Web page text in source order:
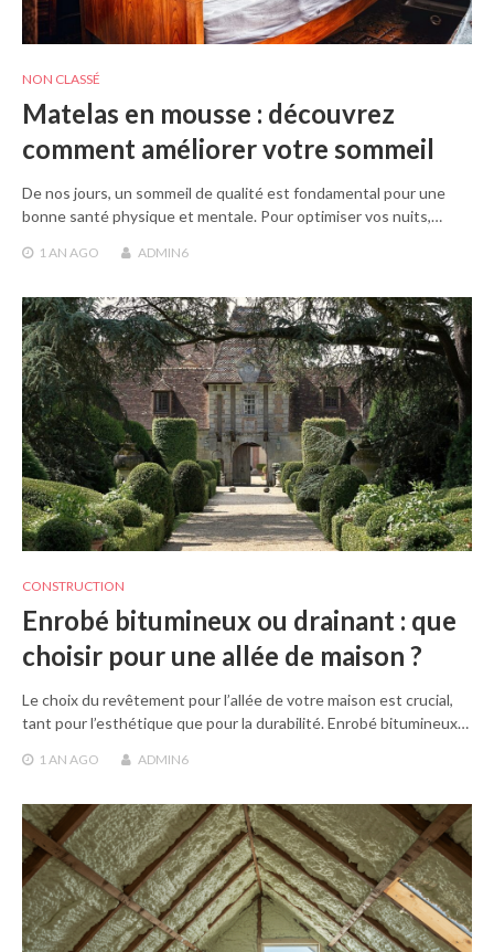
NON CLASSÉ
Matelas en mousse : découvrez
comment améliorer votre sommeil
De nos jours, un sommeil de qualité est fondamental pour une
bonne santé physique et mentale. Pour optimiser vos nuits,…
1 AN AGO ADMIN6
CONSTRUCTION
Enrobé bitumineux ou drainant : que
choisir pour une allée de maison ?
Le choix du revêtement pour l’allée de votre maison est crucial,
tant pour l’esthétique que pour la durabilité. Enrobé bitumineux…
1 AN AGO ADMIN6